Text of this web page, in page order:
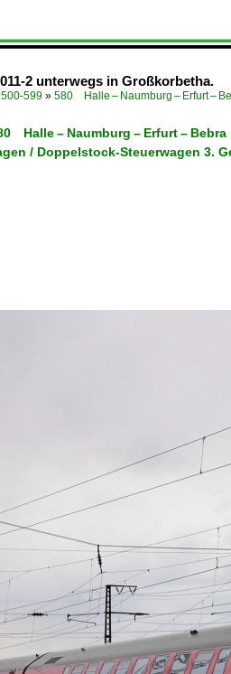
2 unterwegs in Großkorbetha.
599 » 580 Halle – Naumburg – Erfurt –
Halle – Naumburg – Erfurt –
/ Doppelstock-Steuerwagen 3.